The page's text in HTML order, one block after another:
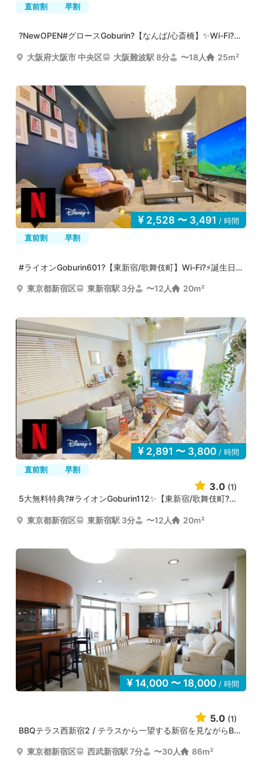
直前割 早割
?NewOPEN#グロースGoburin?【なんば/心斎橋】✨Wi-Fi??誕生...
大阪府大阪市 中央区 大阪難波駅 8分 〜18人 25m²
2,528 〜 3,491 / 時間
直前割
早割
#ライオンGoburin601?【東新宿/歌舞伎町】Wi-Fi?⚡誕生日?2...
東京都新宿区 東新宿駅 3分 〜12人 20m²
2,891 〜 3,800 / 時間
直前割
早割
3.0 (1)
5大無料特典?#ライオンGoburin112✨【東新宿/歌舞伎町?】#...
東京都新宿区 東新宿駅 3分 〜12人 20m²
14,000 〜 18,000 / 時間
5.0 (1)
BBQテラス西新宿2 / テラスから一望する新宿を見ながらBBQ...
東京都新宿区 西武新宿駅 7分 〜30人 86m²